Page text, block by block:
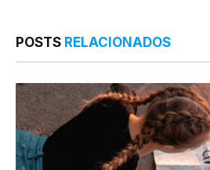
POSTS RELACIONADOS